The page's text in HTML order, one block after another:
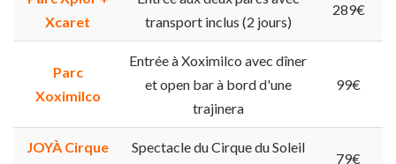
Xcaret
transport inclus (2 jours)
289€
Parc
Xoximilco
Entrée à Xoximilco avec dîner
et open bar à bord d'une
trajinera
99€
JOYÀ Cirque
Spectacle du Cirque du Soleil
79€